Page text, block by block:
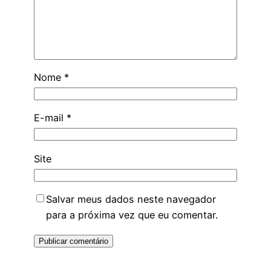
Nome *
E-mail *
Site
Salvar meus dados neste navegador
para a próxima vez que eu comentar.